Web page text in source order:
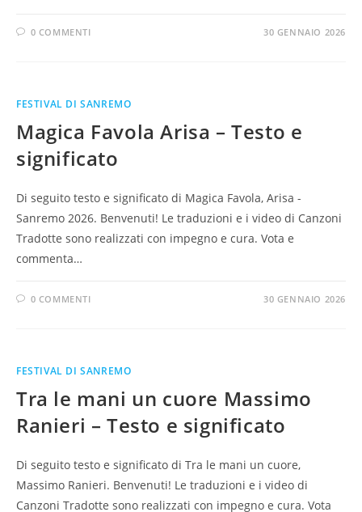
0 COMMENTI 30 GENNAIO 2026
FESTIVAL DI SANREMO
Magica Favola Arisa – Testo e
significato
Di seguito testo e significato di Magica Favola, Arisa -
Sanremo 2026. Benvenuti! Le traduzioni e i video di Canzoni
Tradotte sono realizzati con impegno e cura. Vota e
commenta…
0 COMMENTI 30 GENNAIO 2026
FESTIVAL DI SANREMO
Tra le mani un cuore Massimo
Ranieri – Testo e significato
Di seguito testo e significato di Tra le mani un cuore,
Massimo Ranieri. Benvenuti! Le traduzioni e i video di
Canzoni Tradotte sono realizzati con impegno e cura. Vota